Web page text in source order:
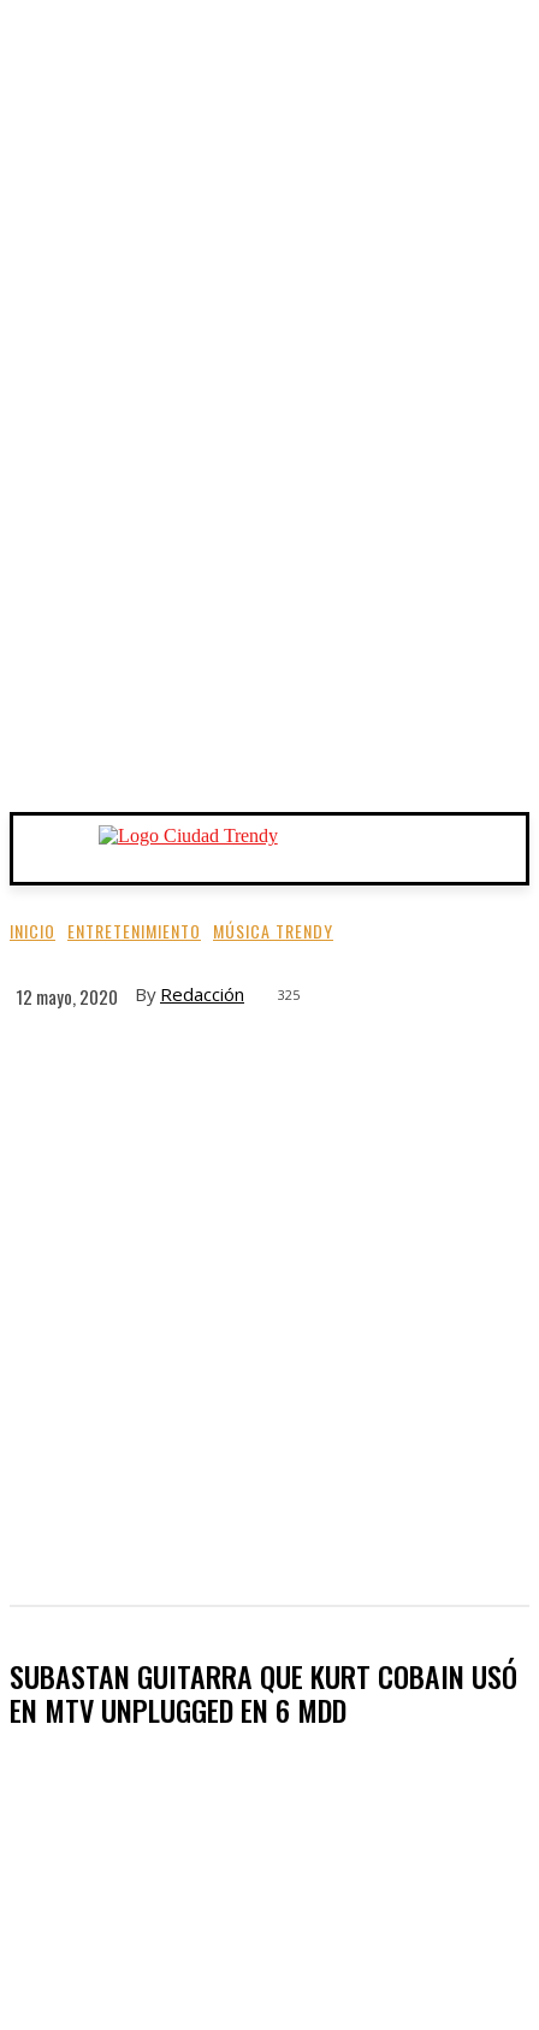
INICIO ENTRETENIMIENTO MÚSICA TRENDY
12 mayo, 2020 By Redacción 325
SUBASTAN GUITARRA QUE KURT COBAIN USÓ
EN MTV UNPLUGGED EN 6 MDD